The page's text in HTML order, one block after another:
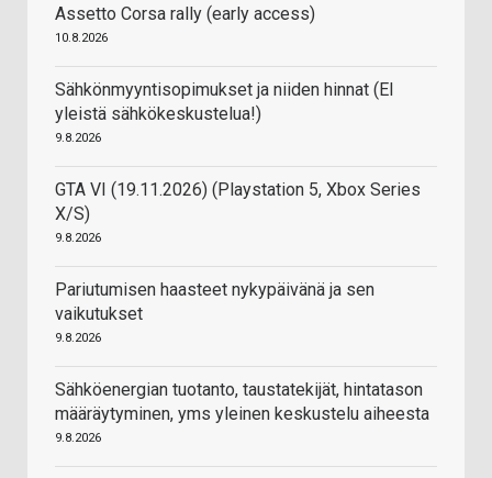
Assetto Corsa rally (early access)
10.8.2026
Sähkönmyyntisopimukset ja niiden hinnat (EI
yleistä sähkökeskustelua!)
9.8.2026
GTA VI (19.11.2026) (Playstation 5, Xbox Series
X/S)
9.8.2026
Pariutumisen haasteet nykypäivänä ja sen
vaikutukset
9.8.2026
Sähköenergian tuotanto, taustatekijät, hintatason
määräytyminen, yms yleinen keskustelu aiheesta
9.8.2026